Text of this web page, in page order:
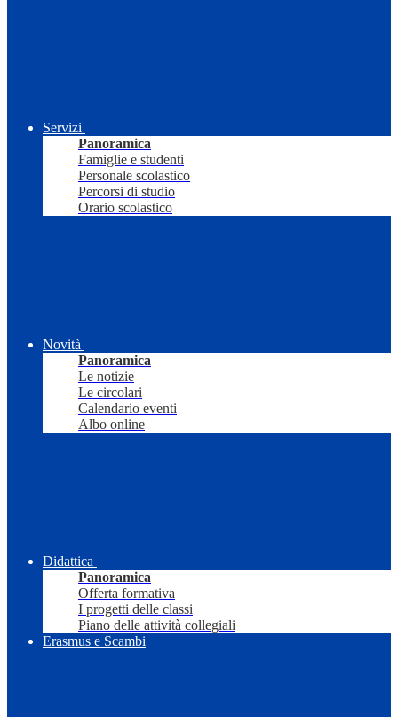
Servizi
Panoramica
Famiglie e studenti
Personale scolastico
Percorsi di studio
Orario scolastico
Novità
Panoramica
Le notizie
Le circolari
Calendario eventi
Albo online
Didattica
Panoramica
Offerta formativa
I progetti delle classi
Piano delle attività collegiali
Erasmus e Scambi